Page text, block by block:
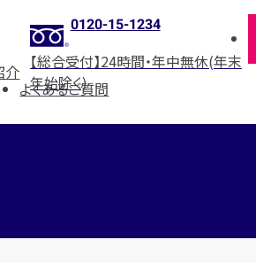
0120-15-1234
【総合受付】24時間・年中無休(年末
年始除く)
介
よくあるご質問